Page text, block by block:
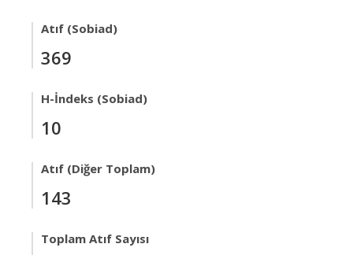
Atıf (Sobiad)
369
H-İndeks (Sobiad)
10
Atıf (Diğer Toplam)
143
Toplam Atıf Sayısı